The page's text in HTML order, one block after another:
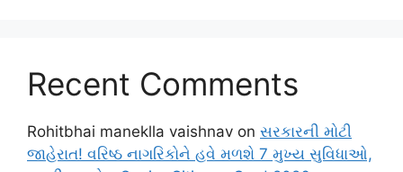
Recent Comments
Rohitbhai maneklla vaishnav on સરકારની મોટી
જાહેરાત! વરિષ્ઠ નાગરિકોને હવે મળશે 7 મુખ્ય સુવિધાઓ,